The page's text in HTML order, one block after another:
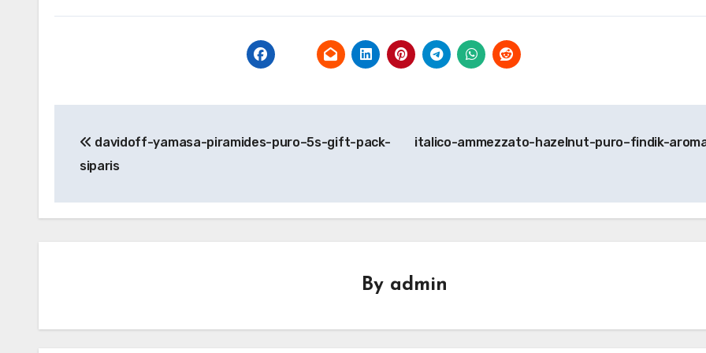
gezinmesi
davidoff-yamasa-piramides-puro–5s-gift-pack-
siparis
italico-ammezzato-hazelnut-puro–findik-
By admin